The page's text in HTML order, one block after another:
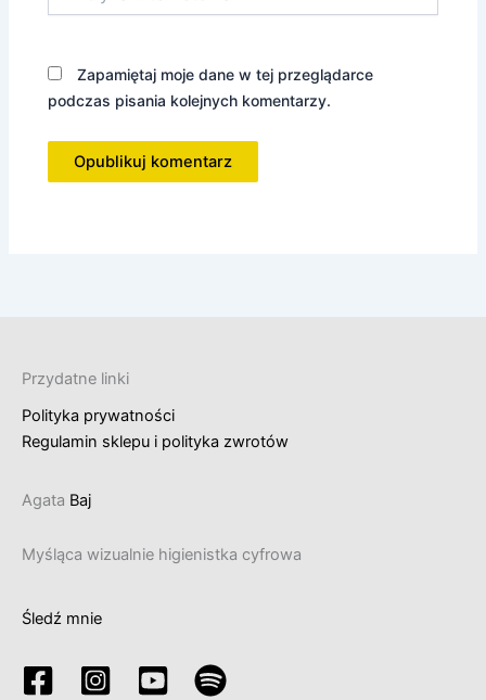
Zapamiętaj moje dane w tej przeglądarce
podczas pisania kolejnych komentarzy.
Przydatne linki
Polityka prywatności
Regulamin sklepu i polityka zwrotów
Agata Baj
Myśląca wizualnie higienistka cyfrowa
Śledź mnie